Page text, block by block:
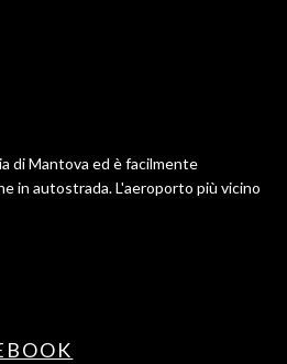
di Mantova ed è facilmente
in autostrada. L'aeroporto più vicino